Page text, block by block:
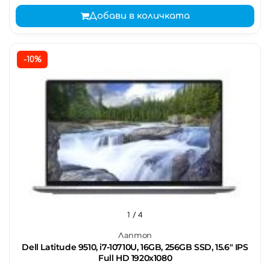
Добави в количката
-10%
Лаптоп
Dell Latitude 9510, i7-10710U, 16GB, 256GB SSD, 15.6" IPS
Full HD 1920x1080
1 / 4